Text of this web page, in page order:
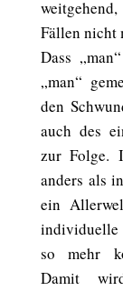
Fällen nicht
Dass
„man“
den
auch des
zur Folge.
anders als
ein
individuelle
so mehr
Damit